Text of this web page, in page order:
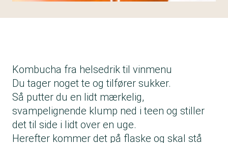
Kombucha fra helsedrik til vinmenu
Du tager noget te og tilfører sukker.
Så putter du en lidt mærkelig,
svampelignende klump ned i teen og stiller
det til side i lidt over en uge.
Herefter kommer det på flaske og skal stå